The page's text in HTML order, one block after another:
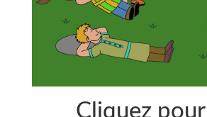
Cliquez